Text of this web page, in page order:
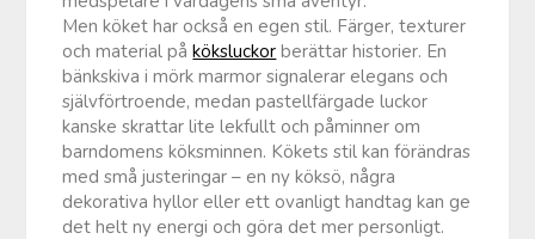
Men köket har också en egen stil. Färger, texturer
och material påköksluckor berättar historier. En
bänkskiva i mörk marmor signalerar elegans och
självförtroende, medan pastellfärgade luckor
kanske skrattar lite lekfullt och påminner om
barndomens köksminnen. Kökets stil kan förändras
med små justeringar – en ny köksö, några
dekorativa hyllor eller ett ovanligt handtag kan ge
det helt ny energi och göra det mer personligt.